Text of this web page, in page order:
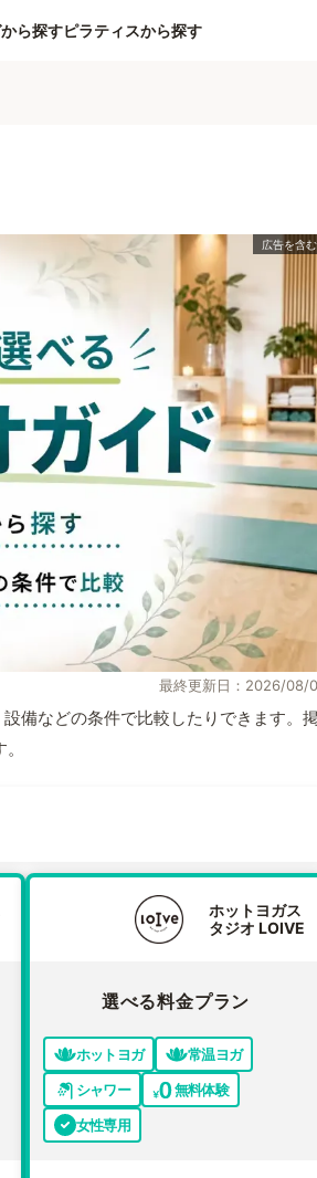
ら探すピラティスから探す
最終更新日：2026/08/
備などの条件で比較したりできます。
ホットヨガス
タジオ LOIVE
選べる料金プラン
ホットヨガ
常温ヨガ
シャワー
無料体験
女性専用